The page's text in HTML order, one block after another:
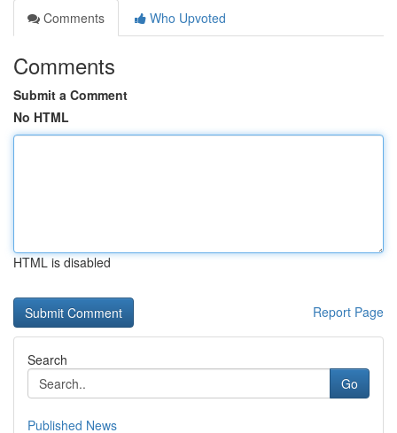
Comments
Who Upvoted
Comments
Submit a Comment
No HTML
HTML is disabled
Report Page
Search
Go
Published News